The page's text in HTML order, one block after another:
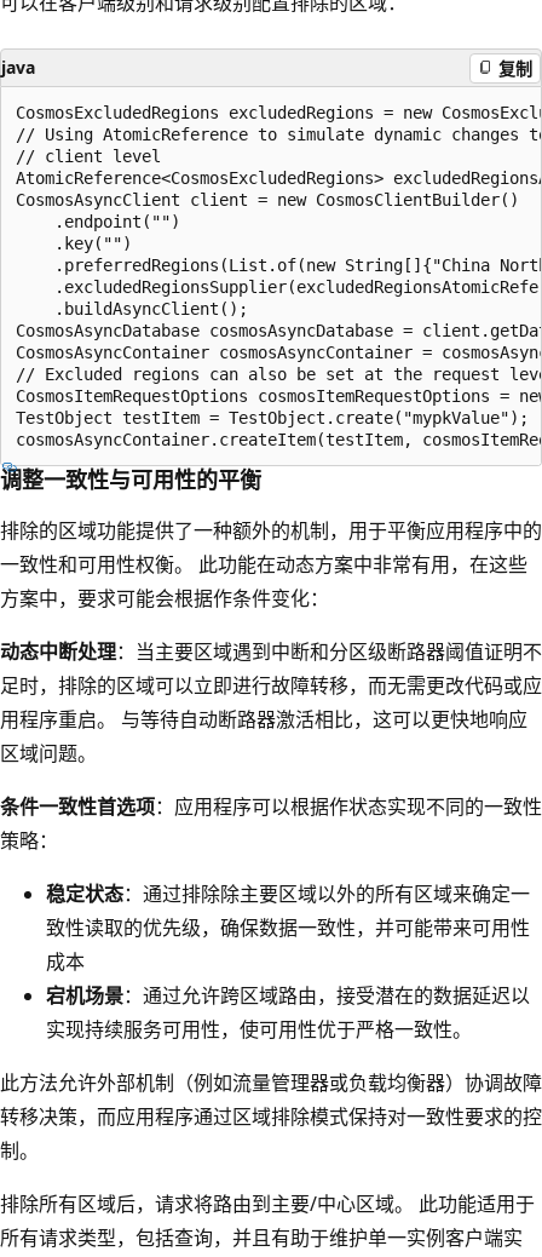
java 复制
CosmosExcludedRegions excludedRegions = new
// Using AtomicReference to simulate dynamic
// client level
AtomicReference<CosmosExcludedRegions>
CosmosAsyncClient client = new CosmosClientBuilder()
    .endpoint("")
    .key("")
.preferredRegions(List.of(new String[]{"China
    .buildAsyncClient();
CosmosAsyncDatabase cosmosAsyncDatabase =
CosmosAsyncContainer cosmosAsyncContainer =
// Excluded regions can also be set at the request
CosmosItemRequestOptions cosmosItemRequestOptions
TestObject testItem = TestObject.create("mypkValue");
调整一致性与可用性的平衡
排除的区域功能提供了一种额外的机制，用于平衡应用程序中的
一致性和可用性权衡。 此功能在动态方案中非常有用，在这些
方案中，要求可能会根据作条件变化：
动态中断处理：当主要区域遇到中断和分区级断路器阈值证明不
足时，排除的区域可以立即进行故障转移，而无需更改代码或应
用程序重启。 与等待自动断路器激活相比，这可以更快地响应
区域问题。
条件一致性首选项：应用程序可以根据作状态实现不同的一致性
策略：
稳定状态：通过排除除主要区域以外的所有区域来确定一
致性读取的优先级，确保数据一致性，并可能带来可用性
成本
宕机场景：通过允许跨区域路由，接受潜在的数据延迟以
实现持续服务可用性，使可用性优于严格一致性。
此方法允许外部机制（例如流量管理器或负载均衡器）协调故障
转移决策，而应用程序通过区域排除模式保持对一致性要求的控
制。
排除所有区域后，请求将路由到主要/中心区域。 此功能适用于
所有请求类型，包括查询，并且有助于维护单一实例客户端实